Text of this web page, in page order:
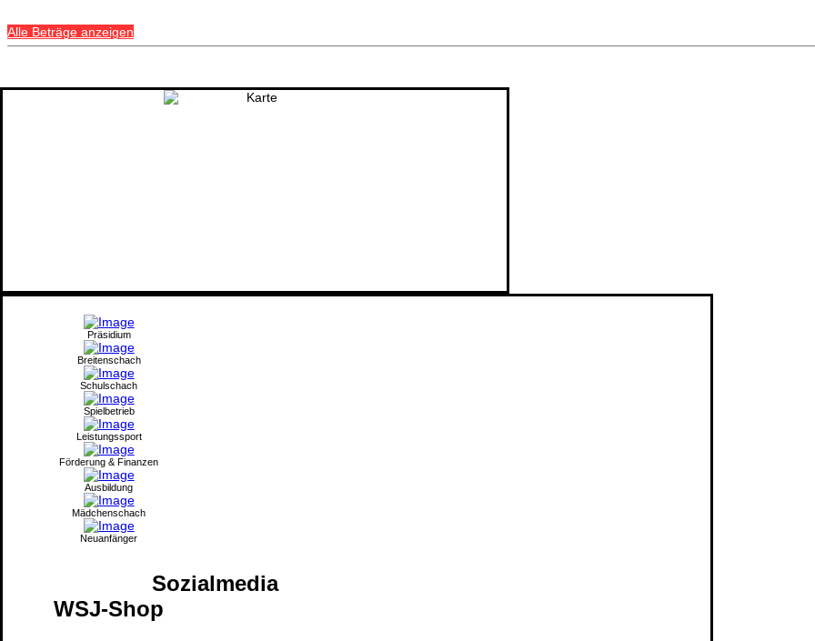
Alle Beträge anzeigen
Präsidium
Breitenschach
Schulschach
Spielbetrieb
Leistungssport
Förderung & Finanzen
Ausbildung
Mädchenschach
Neuanfänger
Sozialmedia
WSJ-Shop